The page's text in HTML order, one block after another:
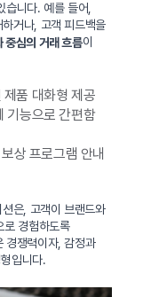
니다. 예를 들어,
거나, 고객 피드백을
중심의 거래 흐름이
품 대화형 제공
기능으로 간편함
상 프로그램 안내
은, 고객이 브랜드와
로 경험하도록
경쟁력이자, 감정과
입니다.